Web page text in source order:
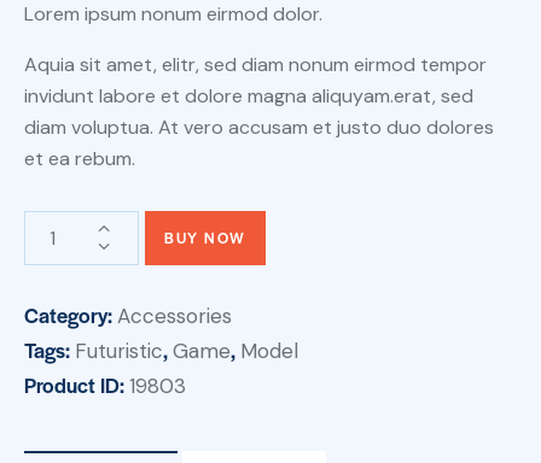
Lorem ipsum nonum eirmod dolor.
Aquia sit amet, elitr, sed diam nonum eirmod tempor
invidunt labore et dolore magna aliquyam.erat, sed
diam voluptua. At vero accusam et justo duo dolores
et ea rebum.
BUY NOW
Category:Accessories
Tags: Futuristic,Game, Model
Product ID:19803